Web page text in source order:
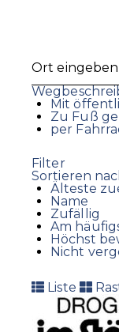
Mit
Zu Fuß
per
Filter
Sortieren
Älteste
Name
Zufällig
Am
Höchst
Nicht
Liste